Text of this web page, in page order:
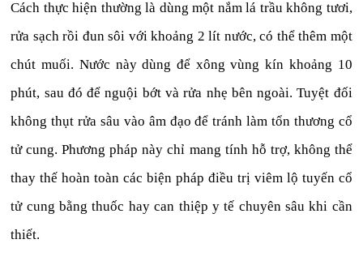
Cách thực hiện thường là dùng một nắm lá trầu không tươi,
rửa sạch rồi đun sôi với khoảng 2 lít nước, có thể thêm một
chút muối. Nước này dùng để xông vùng kín khoảng 10
phút, sau đó để nguội bớt và rửa nhẹ bên ngoài. Tuyệt đối
không thụt rửa sâu vào âm đạo để tránh làm tổn thương cổ
tử cung. Phương pháp này chỉ mang tính hỗ trợ, không thể
thay thế hoàn toàn các biện pháp điều trị viêm lộ tuyến cổ
tử cung bằng thuốc hay can thiệp y tế chuyên sâu khi cần
thiết.